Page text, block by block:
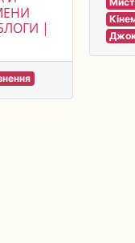
|